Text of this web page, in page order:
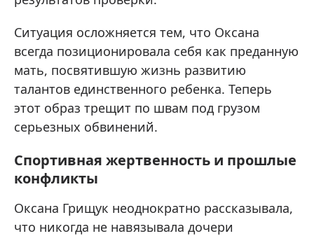
Ситуация осложняется тем, что Оксана
всегда позиционировала себя как преданную
мать, посвятившую жизнь развитию
талантов единственного ребенка. Теперь
этот образ трещит по швам под грузом
серьезных обвинений.
Спортивная жертвенность и прошлые
конфликты
Оксана Грищук неоднократно рассказывала,
что никогда не навязывала дочери